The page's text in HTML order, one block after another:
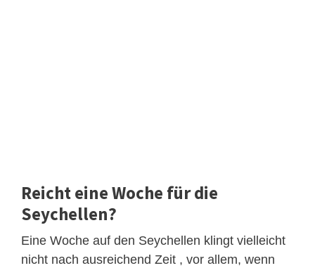
Reicht eine Woche für die
Seychellen?
Eine Woche auf den Seychellen klingt vielleicht
nicht nach ausreichend Zeit , vor allem, wenn